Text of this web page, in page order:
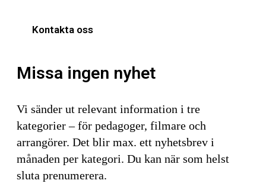
Kontakta oss
Missa ingen nyhet
Vi sänder ut relevant information i tre
kategorier – för pedagoger, filmare och
arrangörer. Det blir max. ett nyhetsbrev i
månaden per kategori. Du kan när som helst
sluta prenumerera.